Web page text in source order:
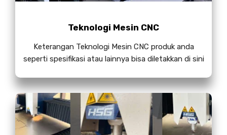
Teknologi Mesin CNC
Keterangan Teknologi Mesin CNC produk anda
seperti spesifikasi atau lainnya bisa diletakkan di sini